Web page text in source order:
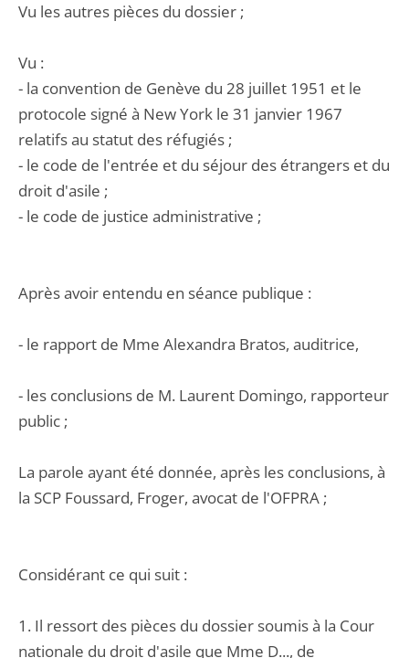
Vu les autres pièces du dossier ;
Vu :
- la convention de Genève du 28 juillet 1951 et le
protocole signé à New York le 31 janvier 1967
relatifs au statut des réfugiés ;
- le code de l'entrée et du séjour des étrangers et du
droit d'asile ;
- le code de justice administrative ;
Après avoir entendu en séance publique :
- le rapport de Mme Alexandra Bratos, auditrice,
- les conclusions de M. Laurent Domingo, rapporteur
public ;
La parole ayant été donnée, après les conclusions, à
la SCP Foussard, Froger, avocat de l'OFPRA ;
Considérant ce qui suit :
1. Il ressort des pièces du dossier soumis à la Cour
nationale du droit d'asile que Mme D..., de